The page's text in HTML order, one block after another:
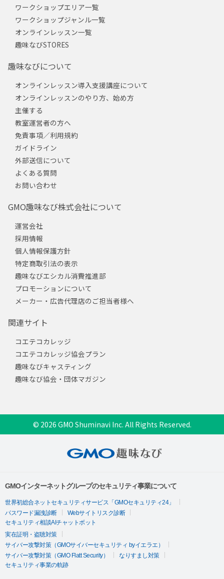
ワークショップエリア一覧
ワークショップジャンル一覧
オンラインレッスン一覧
趣味なびSTORES
趣味なびについて
オンラインレッスン導入支援講座について
オンラインレッスンのやり方、始め方
主催する
教室運営者の方へ
免責事項／利用規約
ガイドライン
外部送信について
よくある質問
お問い合わせ
GMO趣味なび株式会社について
運営会社
採用情報
個人情報保護方針
特定商取引法の表示
趣味なびエシカル消費推進部
プロモーションについて
メーカー・広告代理店のご担当者様へ
関連サイト
コエテコカレッジ
コエテコカレッジ協会プラン
趣味なびキャスティング
趣味なび協会・団体マガジン
© 2026 GMO Shuminavi Inc. All Rights Reserved.